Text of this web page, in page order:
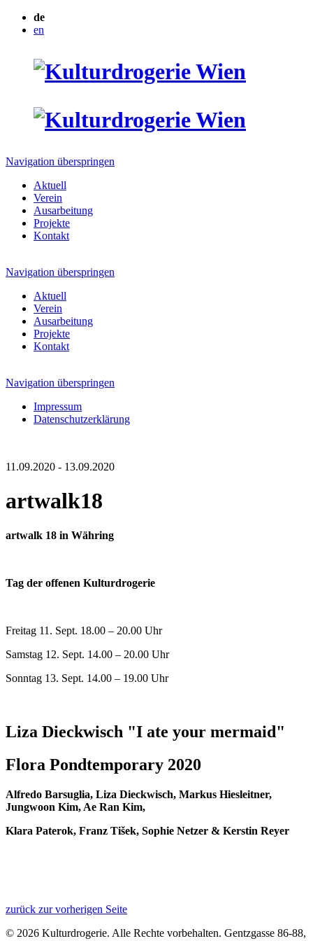
de
en
Navigation überspringen
Aktuell
Verein
Ausarbeitung
Projekte
Kontakt
Navigation überspringen
Aktuell
Verein
Ausarbeitung
Projekte
Kontakt
Navigation überspringen
Impressum
Datenschutzerklärung
11.09.2020 - 13.09.2020
artwalk18
artwalk 18 in Währing
Tag der offenen Kulturdrogerie
Freitag 11. Sept. 18.00 – 20.00 Uhr
Samstag 12. Sept. 14.00 – 20.00 Uhr
Sonntag 13. Sept. 14.00 – 19.00 Uhr
Liza Dieckwisch "I ate your mermaid"
Flora Pondtemporary 2020
Alfredo Barsuglia, Liza Dieckwisch, Markus Hiesleitner,
Jungwoon Kim, Ae Ran Kim,
Klara Paterok, Franz Tišek, Sophie Netzer & Kerstin Reyer
zurück zur vorherigen Seite
© 2026 Kulturdrogerie. Alle Rechte vorbehalten. Gentzgasse 86-88,